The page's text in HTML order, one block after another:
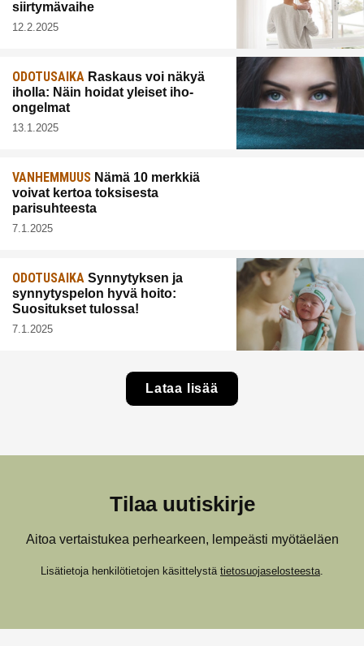
siirtymävaihe
12.2.2025
ODOTUSAIKA Raskaus voi näkyä
iholla: Näin hoidat yleiset iho-
ongelmat
13.1.2025
VANHEMMUUS Nämä 10 merkkiä
voivat kertoa toksisesta
parisuhteesta
7.1.2025
ODOTUSAIKA Synnytyksen ja
synnytyspelon hyvä hoito:
Suositukset tulossa!
7.1.2025
Lataa lisää
Tilaa uutiskirje
Aitoa vertaistukea perhearkeen, lempeästi myötäeläen
Lisätietoja henkilötietojen käsittelystä tietosuojaselosteesta